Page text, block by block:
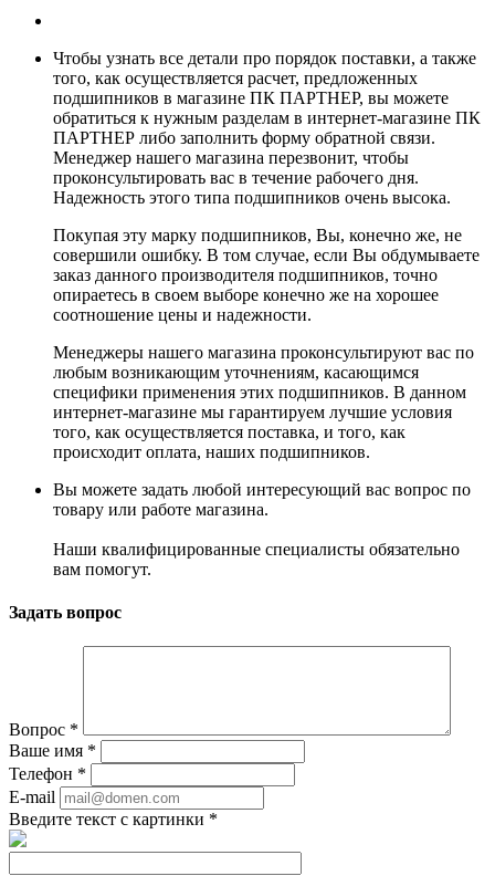
Чтобы узнать все детали про порядок поставки, а также
того, как осуществляется расчет, предложенных
подшипников в магазине ПК ПАРТНЕР, вы можете
обратиться к нужным разделам в интернет-магазине ПК
ПАРТНЕР либо заполнить форму обратной связи.
Менеджер нашего магазина перезвонит, чтобы
проконсультировать вас в течение рабочего дня.
Надежность этого типа подшипников очень высока.
Покупая эту марку подшипников, Вы, конечно же, не
совершили ошибку. В том случае, если Вы обдумываете
заказ данного производителя подшипников, точно
опираетесь в своем выборе конечно же на хорошее
соотношение цены и надежности.
Менеджеры нашего магазина проконсультируют вас по
любым возникающим уточнениям, касающимся
специфики применения этих подшипников. В данном
интернет-магазине мы гарантируем лучшие условия
того, как осуществляется поставка, и того, как
происходит оплата, наших подшипников.
Вы можете задать любой интересующий вас вопрос по
товару или работе магазина.
Наши квалифицированные специалисты обязательно
вам помогут.
Задать вопрос
Вопрос *
Ваше имя *
Телефон *
E-mail
Введите текст с картинки *